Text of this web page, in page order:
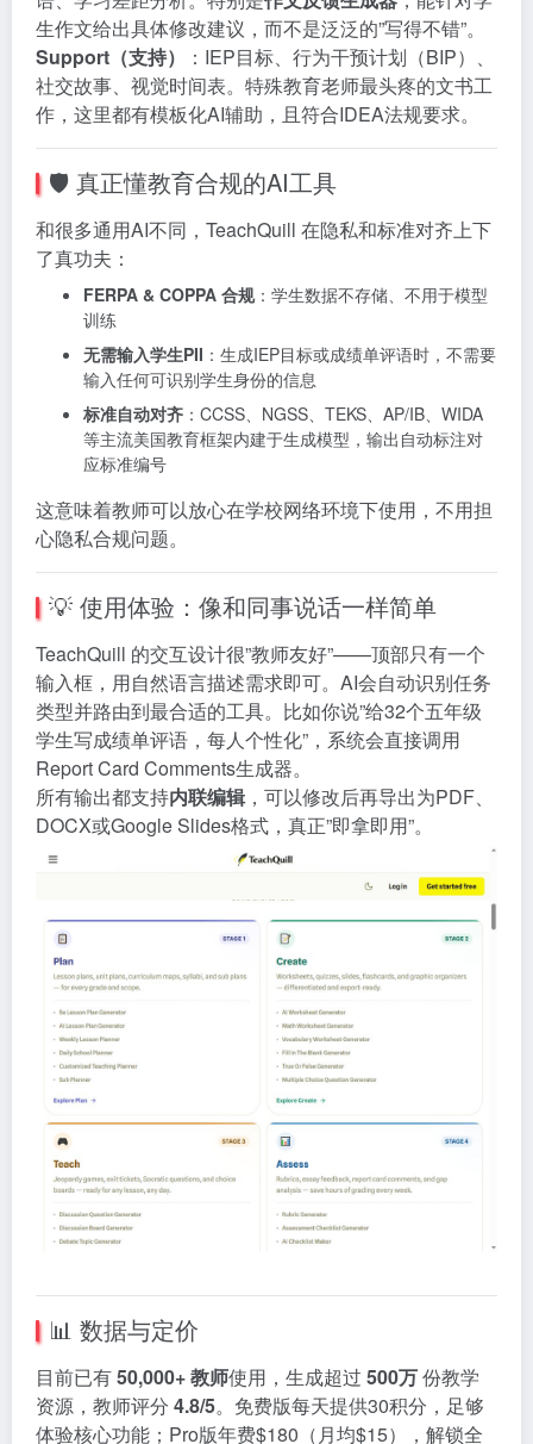
生作文给出具体修改建议，而不是泛泛的”写得不错”。
Support（支持）
：IEP目标、行为干预计划（BIP）、
社交故事、视觉时间表。特殊教育老师最头疼的文书工
作，这里都有模板化AI辅助，且符合IDEA法规要求。
🛡️ 真正懂教育合规的AI工具
和很多通用AI不同，TeachQuill 在隐私和标准对齐上下
了真功夫：
FERPA & COPPA 合规：学生数据不存储、不用于模型
训练
无需输入学生PII ：生成IEP目标或成绩单评语时，不需要
输入任何可识别学生身份的信息
标准自动对齐 ：CCSS、NGSS、TEKS、AP/IB、WIDA
等主流美国教育框架内建于生成模型，输出自动标注对
应标准编号
这意味着教师可以放心在学校网络环境下使用，不用担
心隐私合规问题。
💡 使用体验：像和同事说话一样简单
TeachQuill 的交互设计很”教师友好”——顶部只有一个
输入框，用自然语言描述需求即可。AI会自动识别任务
类型并路由到最合适的工具。比如你说”给32个五年级
学生写成绩单评语，每人个性化”，系统会直接调用
Report Card Comments生成器。
所有输出都支持内联编辑，可以修改后再导出为PDF、
DOCX或Google Slides格式，真正”即拿即用”。
📊 数据与定价
目前已有50,000+ 教师使用，生成超过 500万份教学
资源，教师评分 4.8/5。免费版每天提供30积分，足够
体验核心功能；Pro版年费$180（月均$15），解锁全